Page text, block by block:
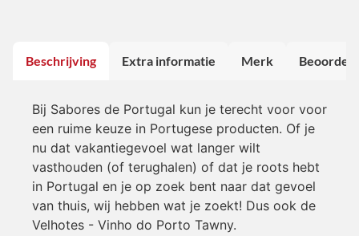
Beschrijving Extra informatie Merk
Bij Sabores de Portugal kun je terecht voor voor
een ruime keuze in Portugese producten. Of je
nu dat vakantiegevoel wat langer wilt
vasthouden (of terughalen) of dat je roots hebt
in Portugal en je op zoek bent naar dat gevoel
van thuis, wij hebben wat je zoekt! Dus ook de
Velhotes - Vinho do Porto Tawny.